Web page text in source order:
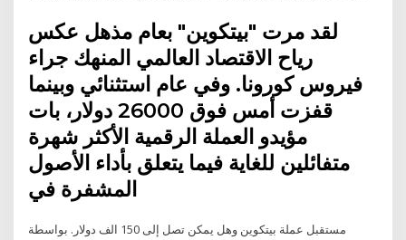
لقد مرت "بيتكوين" بعام مذهل عكس
رياح الاقتصاد العالمي المنهك جراء
فيروس كورونا. وفي عام استثنائي وبينما
قفزت أمس فوق 26000 دولار، بات
مؤيدو العملة الرقمية الأكثر شهرة
متفائلين للغاية فيما يتعلق بأداء الأصول
المشفرة في
مستقبل عملة بيتكوين وهل يمكن تصل إلى 150 الف دولار. بواسطة